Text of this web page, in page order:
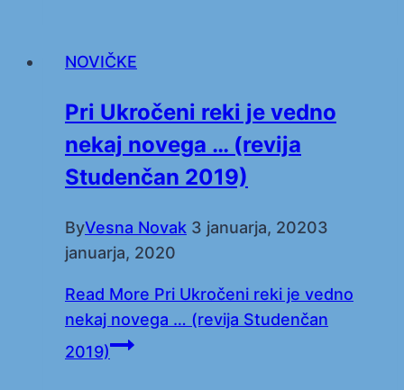
NOVIČKE
Pri Ukročeni reki je vedno
nekaj novega … (revija
Studenčan 2019)
ByVesna Novak 3 januarja, 20203
januarja, 2020
Read More Pri Ukročeni reki je vedno
nekaj novega … (revija Studenčan
2019)